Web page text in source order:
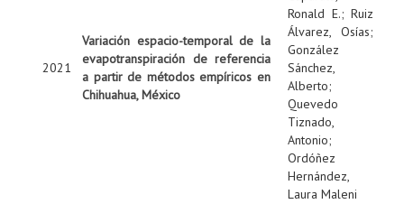
2021
Variación espacio-temporal de la
evapotranspiración de referencia
a partir de métodos empíricos en
Chihuahua, México
Ronald E.; Ruiz
Álvarez, Osías;
González
Sánchez,
Alberto;
Quevedo
Tiznado,
Antonio;
Ordóñez
Hernández,
Laura Maleni